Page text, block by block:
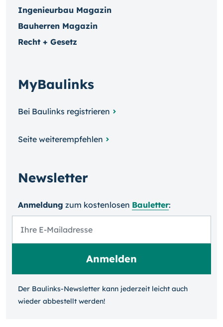
Ingenieurbau Magazin
Bauherren Magazin
Recht + Gesetz
MyBaulinks
Bei Baulinks registrieren
Seite weiterempfehlen
Newsletter
Anmeldung zum kosten­losen Bauletter:
Der Baulinks-Newsletter kann jeder­zeit leicht auch
wieder ab­bestellt werden!